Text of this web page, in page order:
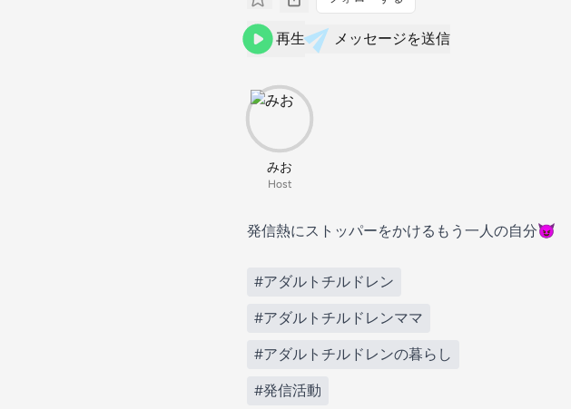
再生 メッセージを送信
みお
Host
発信熱にストッパーをかけるもう一人の自分😈
#アダルトチルドレン
#アダルトチルドレンママ
#アダルトチルドレンの暮らし
#発信活動